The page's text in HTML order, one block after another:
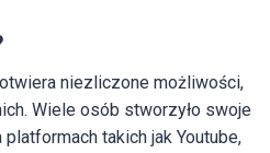
niezliczone możliwości,
Wiele osób stworzyło swoje
platformach takich jak Youtube,